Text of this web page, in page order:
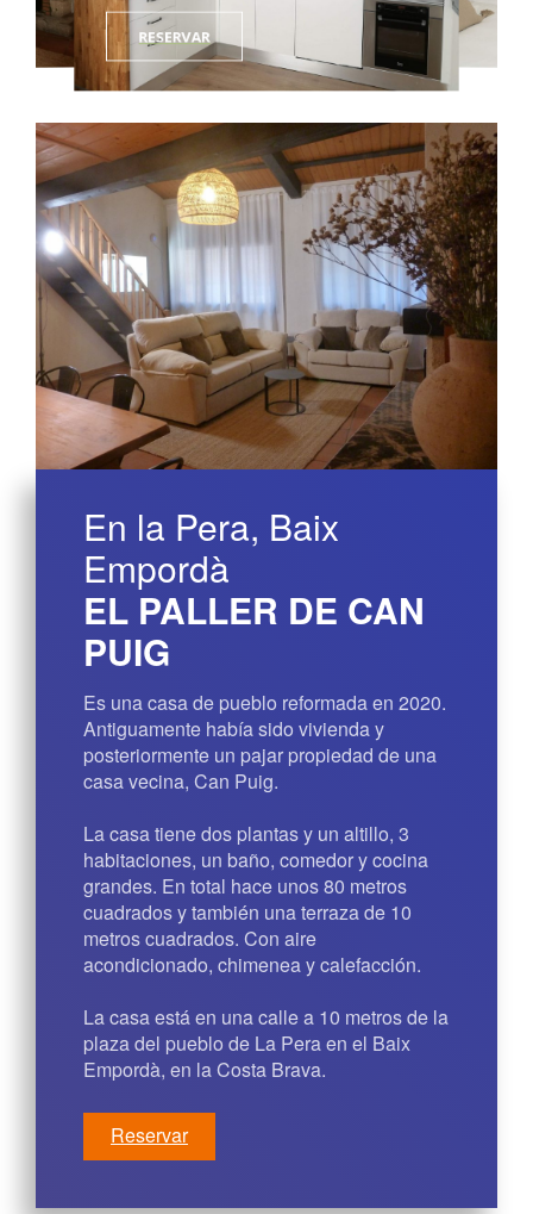
RESERVAR
En la Pera, Baix
Empordà
EL PALLER DE CAN
PUIG
Es una casa de pueblo reformada en 2020.
Antiguamente había sido vivienda y
posteriormente un pajar propiedad de una
casa vecina, Can Puig.
La casa tiene dos plantas y un altillo, 3
habitaciones, un baño, comedor y cocina
grandes. En total hace unos 80 metros
cuadrados y también una terraza de 10
metros cuadrados. Con aire
acondicionado, chimenea y calefacción.
La casa está en una calle a 10 metros de la
plaza del pueblo de La Pera en el Baix
Empordà, en la Costa Brava.
Reservar